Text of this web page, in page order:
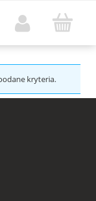
kryteria.